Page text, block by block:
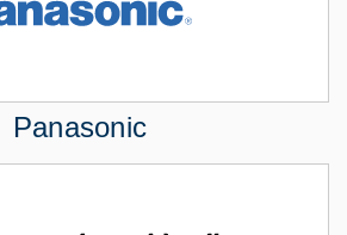
Panasonic